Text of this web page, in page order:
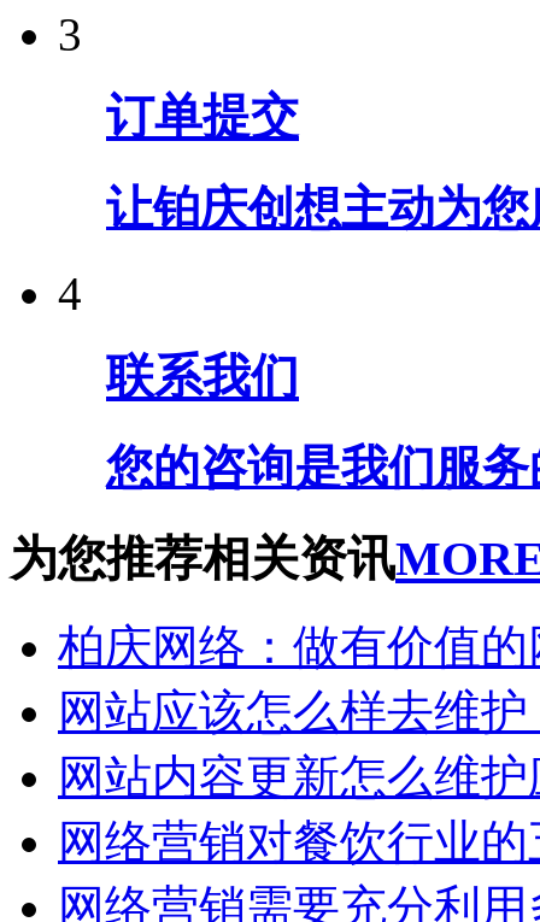
3
订单提交
让铂庆创想主动为
4
联系我们
您的咨询是我们服
为您推荐相关资讯
柏庆网络：做有价值
网站应该怎么样去维
网站内容更新怎么维
网络营销对餐饮行业
网络营销需要充分利